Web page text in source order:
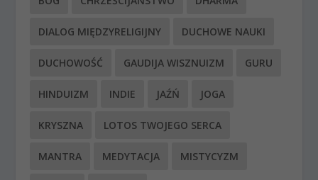
DIALOG MIĘDZYRELIGIJNY DUCHOWE NAUKI
DUCHOWOŚĆ GAUDIJA WISZNUIZM GURU
HINDUIZM INDIE JAŹŃ JOGA
KRYSZNA LOTOS TWOJEGO SERCA
MANTRA MEDYTACJA MISTYCYZM